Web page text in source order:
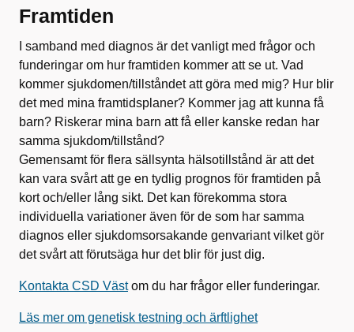
Framtiden
I samband med diagnos är det vanligt med frågor och
funderingar om hur framtiden kommer att se ut. Vad
kommer sjukdomen/tillståndet att göra med mig? Hur blir
det med mina framtidsplaner? Kommer jag att kunna få
barn? Riskerar mina barn att få eller kanske redan har
samma sjukdom/tillstånd?
Gemensamt för flera sällsynta hälsotillstånd är att det
kan vara svårt att ge en tydlig prognos för framtiden på
kort och/eller lång sikt. Det kan förekomma stora
individuella variationer även för de som har samma
diagnos eller sjukdomsorsakande genvariant vilket gör
det svårt att förutsäga hur det blir för just dig.
Kontakta CSD Västom du har frågor eller funderingar.
Läs mer om genetisk testning och ärftlighet